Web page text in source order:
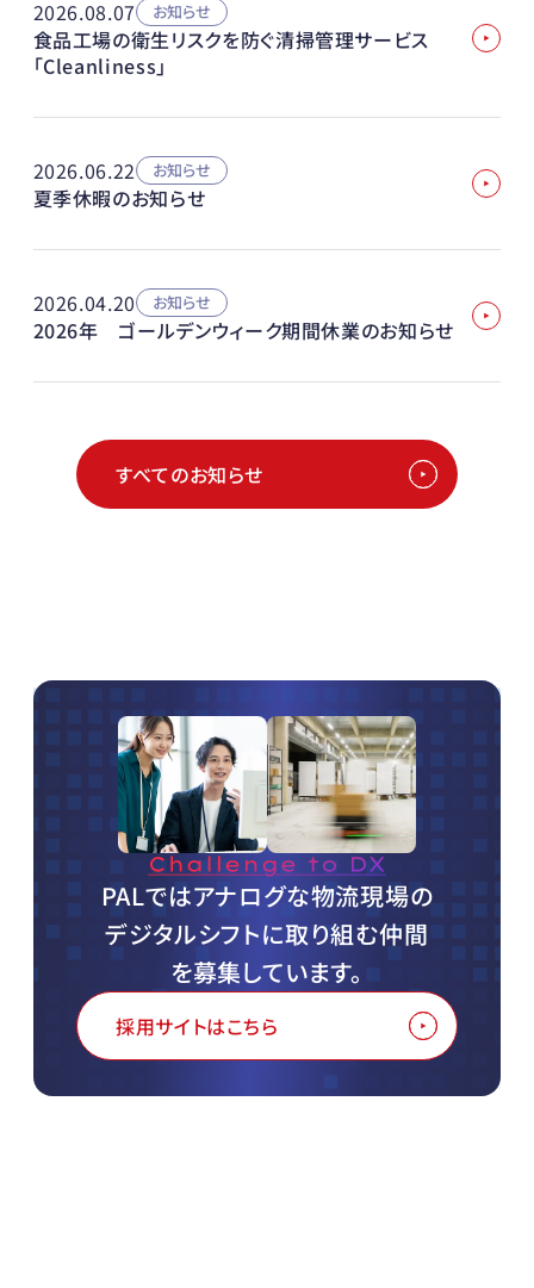
2026.08.07 お知らせ
食品工場の衛生リスクを防ぐ清掃管理サービス
「Cleanliness」
2026.06.22 お知らせ
夏季休暇のお知らせ
2026.04.20 お知らせ
2026年 ゴールデンウィーク期間休業のお知らせ
すべてのお知らせ
PALではアナログな物流現場の
デジタルシフトに取り組む仲間
を募集しています。
採用サイトはこちら